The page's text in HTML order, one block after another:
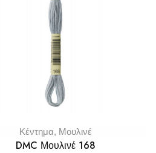
Κέντημα, Μουλινέ
DMC Μουλινέ 168